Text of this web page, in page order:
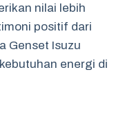
nilai lebih
positif dari
Genset Isuzu
energi di